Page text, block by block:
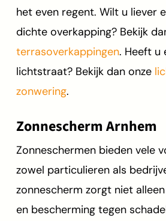
het even regent. Wilt u liever
dichte overkapping? Bekijk
terrasoverkappingen. Heeft u
lichtstraat? Bekijk dan onze
zonwering.
Zonnescherm Arnhem
Zonneschermen bieden vele
zowel particulieren als
zonnescherm zorgt niet
en bescherming tegen